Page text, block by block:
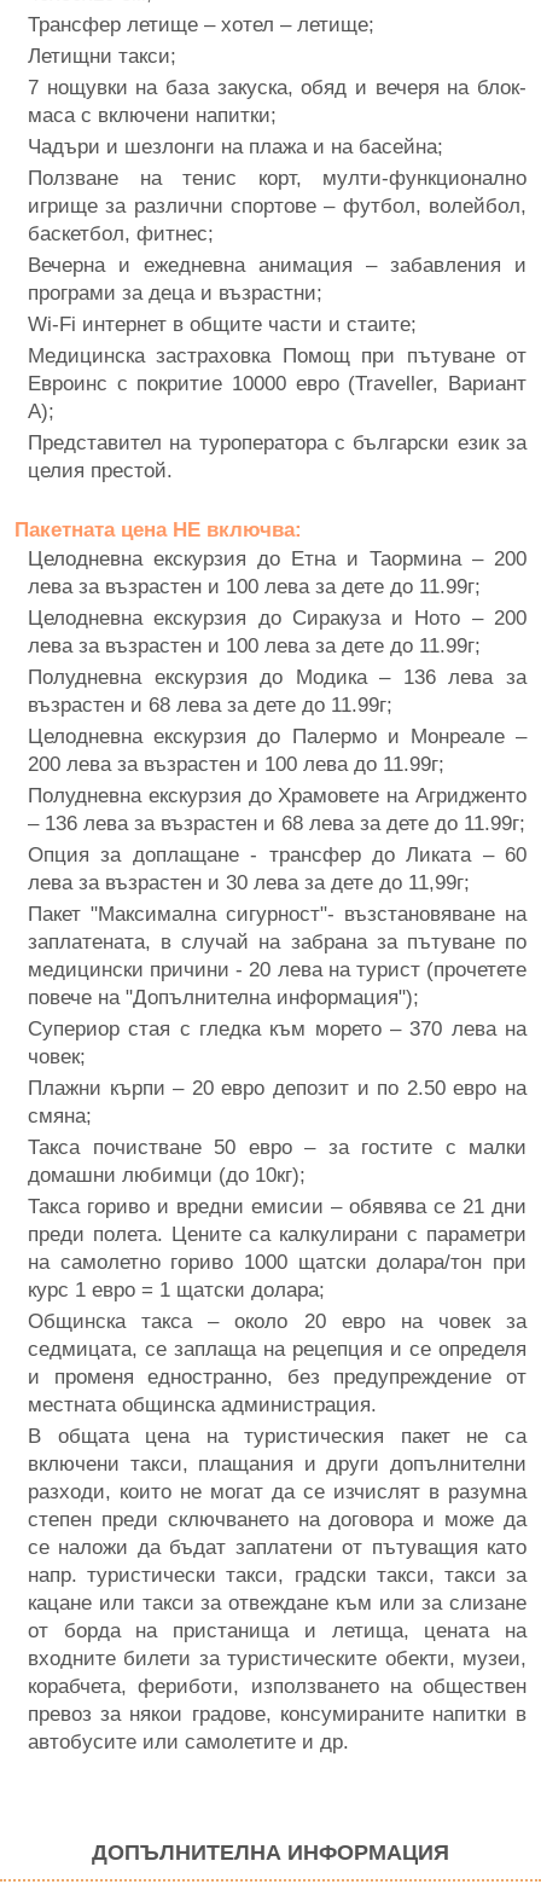
Трансфер летище – хотел – летище;
Летищни такси;
7 нощувки на база закуска, обяд и вечеря на блок-
маса с включени напитки;
Чадъри и шезлонги на плажа и на басейна;
Ползване на тенис корт, мулти-функционално
игрище за различни спортове – футбол, волейбол,
баскетбол, фитнес;
Вечерна и ежедневна анимация – забавления и
програми за деца и възрастни;
Wi-Fi интернет в общите части и стаите;
Медицинска застраховка Помощ при пътуване от
Евроинс с покритие 10000 евро (Traveller, Вариант
А);
Представител на туроператора с български език за
целия престой.
Пакетната цена НЕ включва:
Целодневна екскурзия до Етна и Таормина – 200
лева за възрастен и 100 лева за дете до 11.99г;
Целодневна екскурзия до Сиракуза и Ното – 200
лева за възрастен и 100 лева за дете до 11.99г;
Полудневна екскурзия до Модика – 136 лева за
възрастен и 68 лева за дете до 11.99г;
Целодневна екскурзия до Палермо и Монреале –
200 лева за възрастен и 100 лева до 11.99г;
Полудневна екскурзия до Храмовете на Агридженто
– 136 лева за възрастен и 68 лева за дете до 11.99г;
Опция за доплащане - трансфер до Ликата – 60
лева за възрастен и 30 лева за дете до 11,99г;
Пакет "Максимална сигурност"- възстановяване на
заплатената, в случай на забрана за пътуване по
медицински причини - 20 лева на турист (прочетете
повече на "Допълнителна информация");
Супериор стая с гледка към морето – 370 лева на
човек;
Плажни кърпи – 20 евро депозит и по 2.50 евро на
смяна;
Такса почистване 50 евро – за гостите с малки
домашни любимци (до 10кг);
Такса гориво и вредни емисии – обявява се 21 дни
преди полета. Цените са калкулирани с параметри
на самолетно гориво 1000 щатски долара/тон при
курс 1 евро = 1 щатски долара;
Общинска такса – около 20 евро на човек за
седмицата, се заплаща на рецепция и се определя
и променя едностранно, без предупреждение от
местната общинска администрация.
В общата цена на туристическия пакет не са
включени такси, плащания и други допълнителни
разходи, които не могат да се изчислят в разумна
степен преди сключването на договора и може да
се наложи да бъдат заплатени от пътуващия като
напр. туристически такси, градски такси, такси за
кацане или такси за отвеждане към или за слизане
от борда на пристанища и летища, цената на
входните билети за туристическите обекти, музеи,
корабчета, фериботи, използването на обществен
превоз за някои градове, консумираните напитки в
автобусите или самолетите и др.
ДОПЪЛНИТЕЛНА ИНФОРМАЦИЯ